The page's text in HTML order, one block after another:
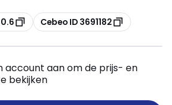
Kopiëren
Cebeo ID 3691182
account aan om de prijs- en
bekijken